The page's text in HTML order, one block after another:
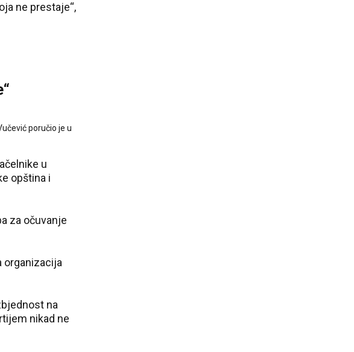
ne prestaje“,
poručio je u
u
opština i
za očuvanje
organizacija
na
nikad ne